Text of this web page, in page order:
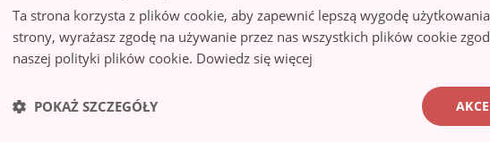
Ta strona korzysta z plików cookie, aby zapewnić lepszą wygodę
strony, wyrażasz zgodę na używanie przez nas wszystkich plików cookie
naszej polityki plików cookie. Dowiedz się więcej
POKAŻ SZCZEGÓŁY